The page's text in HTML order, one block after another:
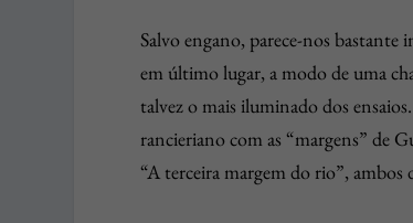
Salvo engano, parece-nos
em último lugar, a modo de uma
talvez o mais iluminado dos
rancieriano com as “margens” de
“A terceira margem do rio”, ambos